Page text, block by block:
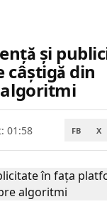
și
câștigă din
01:58 FB X